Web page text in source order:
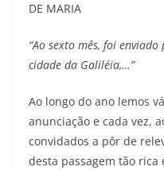
DE MARIA
“Ao sexto mês, foi
cidade da Galiléia,…”
Ao longo do ano lemos
anunciação e cada vez,
convidados a pôr de
desta passagem tão rica